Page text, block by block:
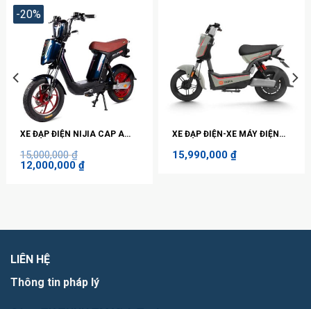
-20%
XE ĐẠP ĐIỆN NIJIA CAP A
15,000,000₫
Giá
gốc
12,000,000 ₫Giá
hiện
XE ĐẠP ĐIỆN-XE MÁY ĐIỆN
15,990,000 ₫
LIÊN HỆ
Thông tin pháp lý